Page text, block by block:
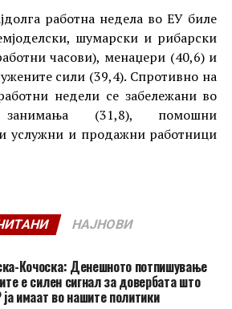
работна недела во ЕУ биле
шумарски и рибарски
часови), менаџери (40,6) и
сили (39,4). Спротивно на
недели се забележани во
занимања (31,8), помошни
услужни и продажни работници
НАЈНОВИ
Кочоска: Денешното потпишување
е силен сигнал за довербата што
имаат во нашите политики